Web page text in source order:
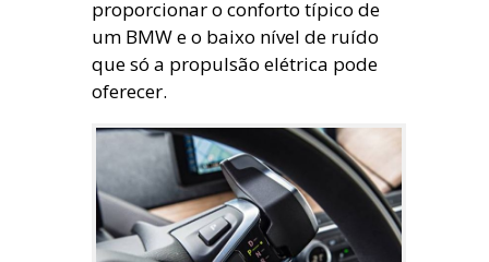
proporcionar o conforto típico de
um BMW e o baixo nível de ruído
que só a propulsão elétrica pode
oferecer.